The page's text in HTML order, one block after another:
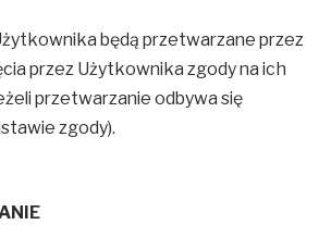
będą przetwarzane przez
przez Użytkownika zgody na ich
przetwarzanie odbywa się
zgody).